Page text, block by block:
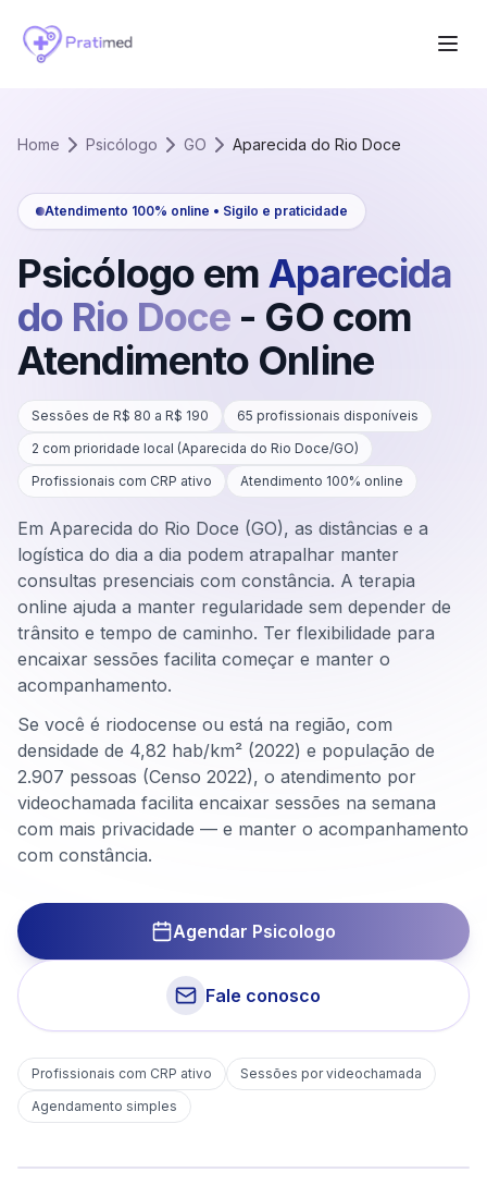
Home Psicólogo GO Aparecida do Rio Doce
Atendimento 100% online • Sigilo e praticidade
Psicólogo em Aparecida
do Rio Doce - GOcom
Atendimento Online
Sessões de R$ 80 a R$ 190 65 profissionais disponíveis
2 com prioridade local (Aparecida do Rio Doce/GO)
Profissionais com CRP ativo
Atendimento 100% online
Em Aparecida do Rio Doce (GO), as distâncias e a
logística do dia a dia podem atrapalhar manter
consultas presenciais com constância. A terapia
online ajuda a manter regularidade sem depender de
trânsito e tempo de caminho. Ter flexibilidade para
encaixar sessões facilita começar e manter o
acompanhamento.
Se você é riodocense ou está na região, com
densidade de 4,82 hab/km² (2022) e população de
2.907 pessoas (Censo 2022), o atendimento por
videochamada facilita encaixar sessões na semana
com mais privacidade — e manter o acompanhamento
com constância.
Agendar Psicologo
Fale conosco
Profissionais com CRP ativo
Sessões por videochamada
Agendamento simples